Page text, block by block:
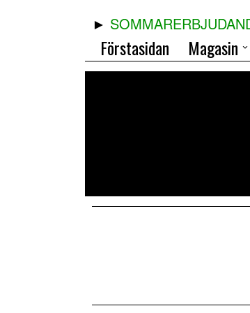
Förstasidan Magasin